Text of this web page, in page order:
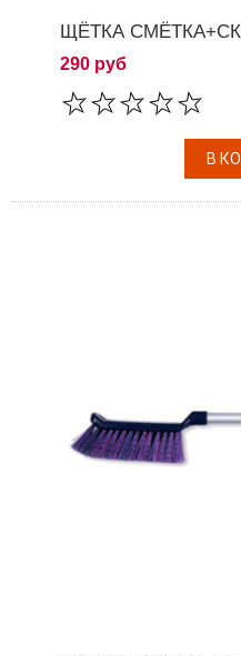
ЩЁТКА
290 руб